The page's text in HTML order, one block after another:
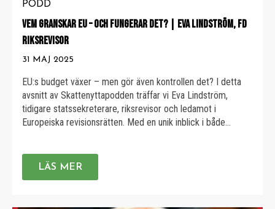
PODD
VEM GRANSKAR EU – OCH FUNGERAR DET? | EVA LINDSTRÖM, FD
RIKSREVISOR
31 MAJ 2025
EU:s budget växer – men gör även kontrollen det? I detta
avsnitt av Skattenyttapodden träffar vi Eva Lindström,
tidigare statssekreterare, riksrevisor och ledamot i
Europeiska revisionsrätten. Med en unik inblick i både
Vad en riksrevisor […]
LÄS MER